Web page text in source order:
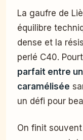
La gaufre de
équilibre
dense et la
perlé C40.
parfait entre
caramélisée
un défi pour
On finit